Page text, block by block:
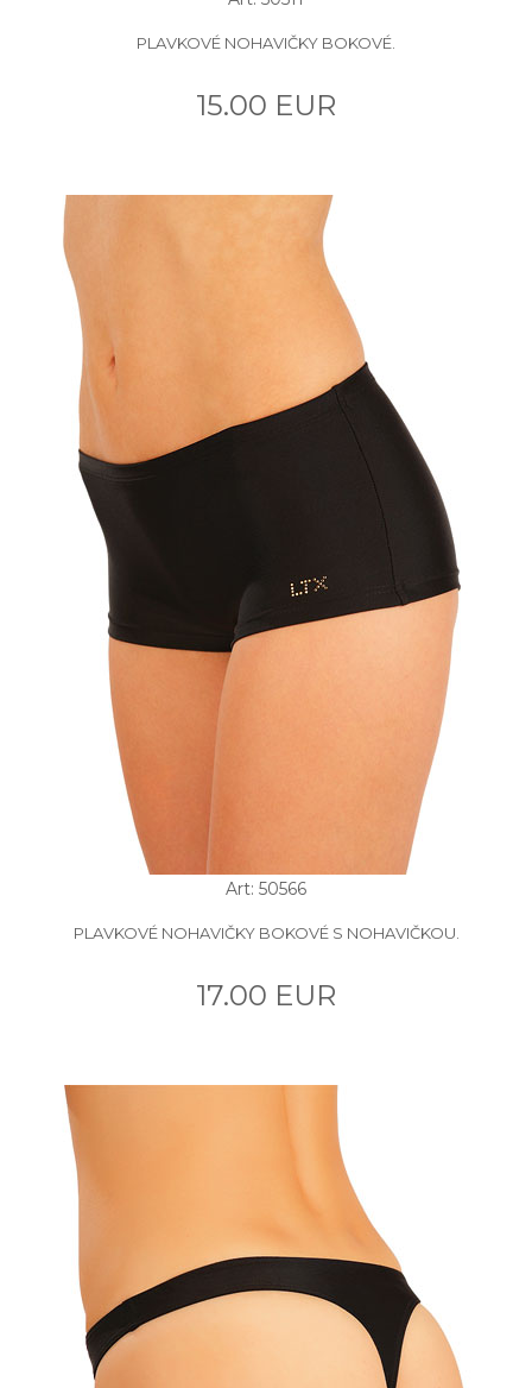
PLAVKOVÉ NOHAVIČKY BOKOVÉ.
15.00 EUR
Art: 50566
PLAVKOVÉ NOHAVIČKY BOKOVÉ S NOHAVIČKOU.
17.00 EUR